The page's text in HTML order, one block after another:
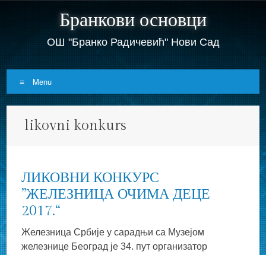
Бранкови основци
ОШ "Бранко Радичевић" Нови Сад
Menu
Skip
likovni konkurs
ЛИКОВНИ КОНКУРС
”ЖЕЛЕЗНИЦА ОЧИМА ДЕЦЕ
2017.“
Железница Србије у сарадњи сa Музејом
железнице Београд је 34. пут организатор